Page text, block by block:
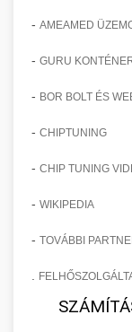
- AMEAMED
- GURU
- BOR BOLT ÉS
- CHIPTUNING
- CHIP TUNING
- WIKIPEDIA
- TOVÁBBI